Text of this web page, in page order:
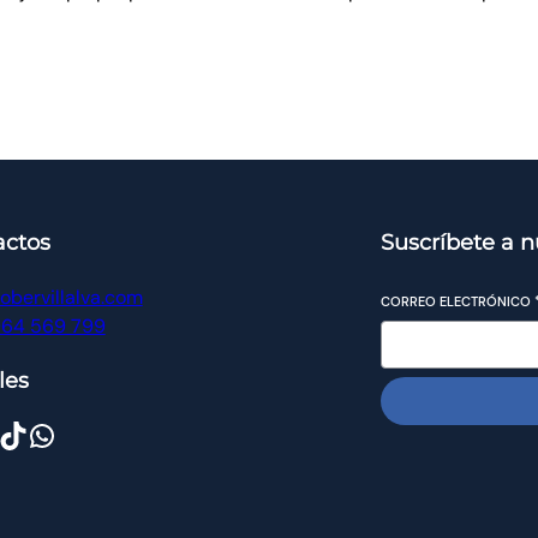
569 799
Suscríbete a
CORREO ELECTRÓNICO